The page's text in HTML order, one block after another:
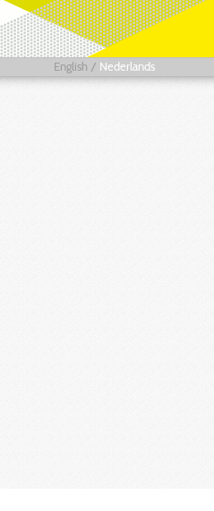
English / Nederlands